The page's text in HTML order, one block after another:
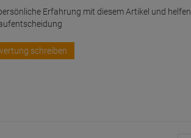
Erfahrung mit diesem Artikel und helfen
schreiben